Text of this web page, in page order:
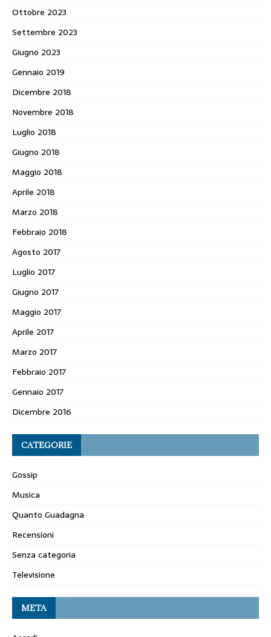
Ottobre 2023
Settembre 2023
Giugno 2023
Gennaio 2019
Dicembre 2018
Novembre 2018
Luglio 2018
Giugno 2018
Maggio 2018
Aprile 2018
Marzo 2018
Febbraio 2018
Agosto 2017
Luglio 2017
Giugno 2017
Maggio 2017
Aprile 2017
Marzo 2017
Febbraio 2017
Gennaio 2017
Dicembre 2016
CATEGORIE
Gossip
Musica
Quanto Guadagna
Recensioni
Senza categoria
Televisione
META